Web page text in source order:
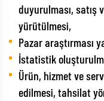
duyurulması,
yürütülmesi,
Pazar araştırması
İstatistik
Ürün, hizmet ve
edilmesi, tahsilat